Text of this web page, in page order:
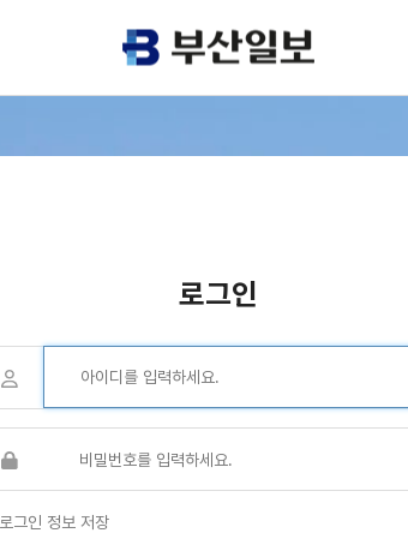
로그인
로그인 정보 저장